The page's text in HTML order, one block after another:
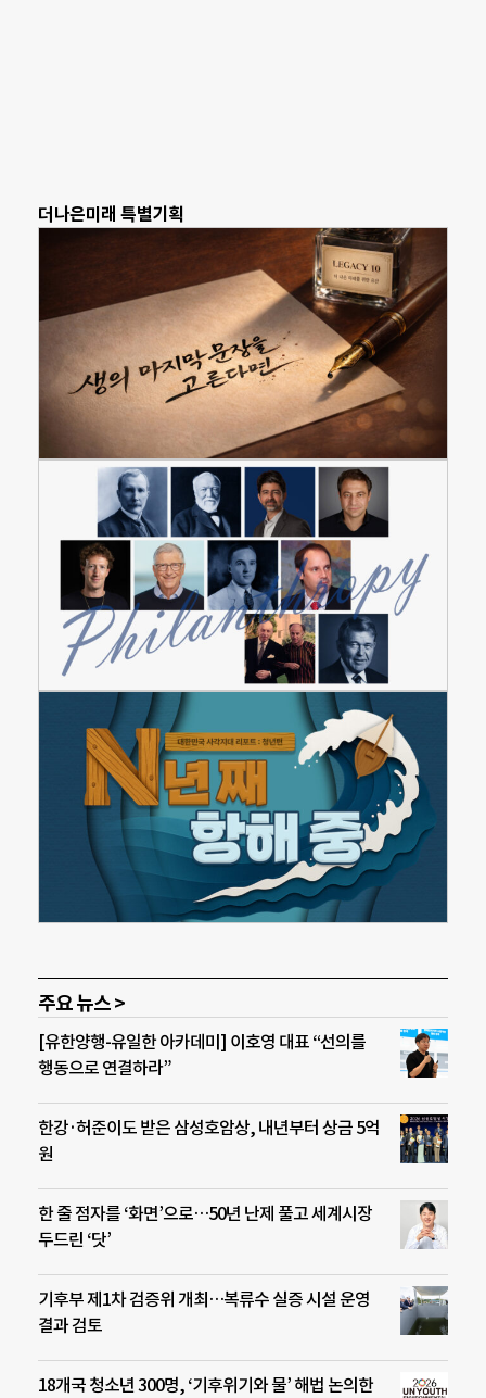
더나은미래 특별기획
주요 뉴스 >
[유한양행-유일한 아카데미] 이호영 대표 “선의를
행동으로 연결하라”
한강·허준이도 받은 삼성호암상, 내년부터 상금 5억
원
한 줄 점자를 ‘화면’으로…50년 난제 풀고 세계시장
두드린 ‘닷’
기후부 제1차 검증위 개최…복류수 실증 시설 운영
결과 검토
18개국 청소년 300명, ‘기후위기와 물’ 해법 논의한